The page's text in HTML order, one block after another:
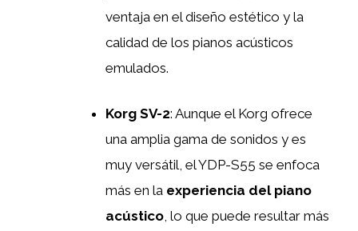
ventaja en el diseño estético y la
calidad de los pianos acústicos
emulados.
Korg SV-2: Aunque el Korg ofrece
una amplia gama de sonidos y es
muy versátil, el YDP-S55 se enfoca
más en la experiencia del piano
acústico, lo que puede resultar más